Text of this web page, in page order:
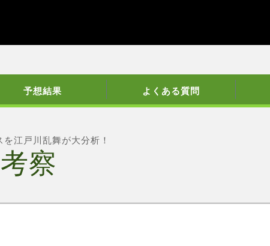
予想結果 よくある質問
江戸川乱舞が大分析！
察